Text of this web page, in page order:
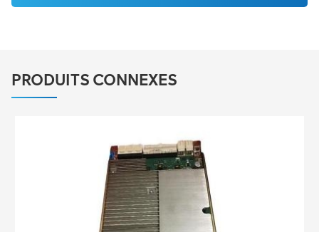
PRODUITS CONNEXES